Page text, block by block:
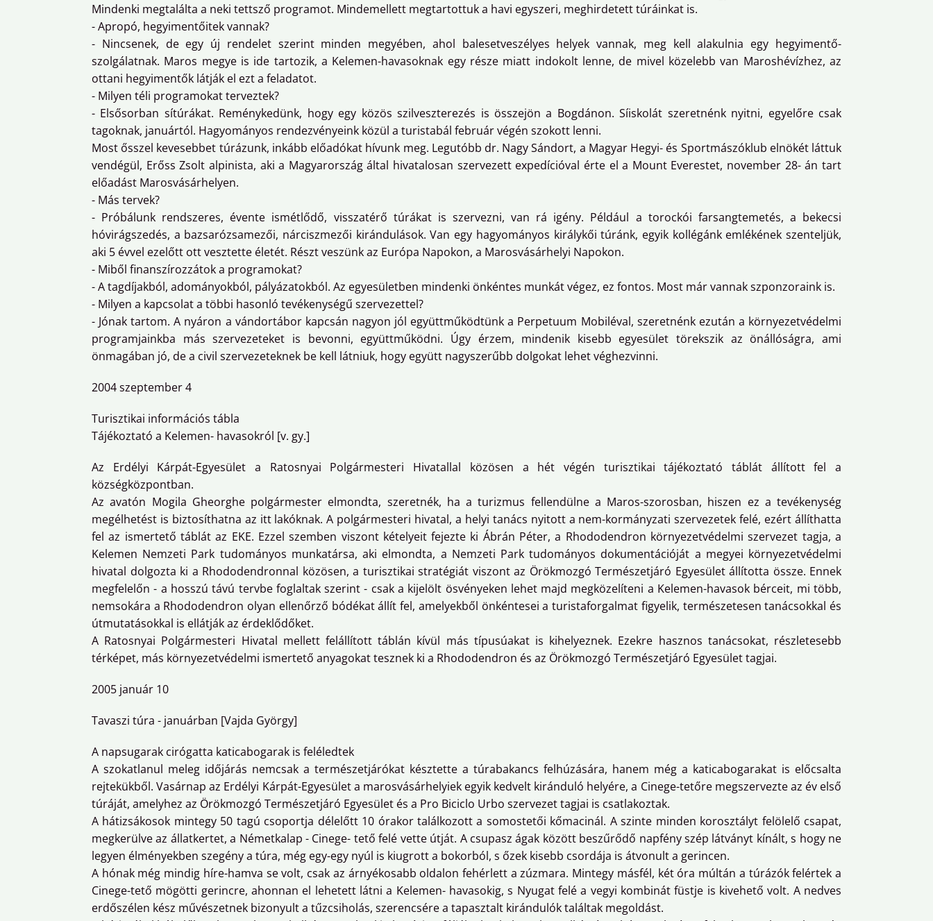
Mindenki megtalálta a neki tettsző programot. Mindemellett megtartottuk a havi egyszeri, meghirdetett túráinkat is.
- Apropó, hegyimentőitek vannak?
- Nincsenek, de egy új rendelet szerint minden megyében, ahol balesetveszélyes helyek vannak, meg kell alakulnia egy hegyimentő-
szolgálatnak. Maros megye is ide tartozik, a Kelemen-havasoknak egy része miatt indokolt lenne, de mivel közelebb van Maroshévízhez, az
ottani hegyimentők látják el ezt a feladatot.
- Milyen téli programokat terveztek?
- Elsősorban sítúrákat. Reménykedünk, hogy egy közös szilveszterezés is összejön a Bogdánon. Síiskolát szeretnénk nyitni, egyelőre csak
tagoknak, januártól. Hagyományos rendezvényeink közül a turistabál február végén szokott lenni.
Most ősszel kevesebbet túrázunk, inkább előadókat hívunk meg. Legutóbb dr. Nagy Sándort, a Magyar Hegyi- és Sportmászóklub elnökét láttuk
vendégül, Erőss Zsolt alpinista, aki a Magyarország által hivatalosan szervezett expedícióval érte el a Mount Everestet, november 28- án tart
előadást Marosvásárhelyen.
- Más tervek?
- Próbálunk rendszeres, évente ismétlődő, visszatérő túrákat is szervezni, van rá igény. Például a torockói farsangtemetés, a bekecsi
hóvirágszedés, a bazsarózsamezői, nárciszmezői kirándulások. Van egy hagyományos királykői túránk, egyik kollégánk emlékének szenteljük,
aki 5 évvel ezelőtt ott vesztette életét. Részt veszünk az Európa Napokon, a Marosvásárhelyi Napokon.
- Miből finanszírozzátok a programokat?
- A tagdíjakból, adományokból, pályázatokból. Az egyesületben mindenki önkéntes munkát végez, ez fontos. Most már vannak szponzoraink is.
- Milyen a kapcsolat a többi hasonló tevékenységű szervezettel?
- Jónak tartom. A nyáron a vándortábor kapcsán nagyon jól együttműködtünk a Perpetuum Mobiléval, szeretnénk ezután a környezetvédelmi
programjainkba más szervezeteket is bevonni, együttműködni. Úgy érzem, mindenik kisebb egyesület törekszik az önállóságra, ami
önmagában jó, de a civil szervezeteknek be kell látniuk, hogy együtt nagyszerűbb dolgokat lehet véghezvinni.
2004 szeptember 4
Turisztikai információs tábla
Tájékoztató a Kelemen- havasokról [v. gy.]
Az Erdélyi Kárpát-Egyesület a Ratosnyai Polgármesteri Hivatallal közösen a hét végén turisztikai tájékoztató táblát állított fel a
községközpontban.
Az avatón Mogila Gheorghe polgármester elmondta, szeretnék, ha a turizmus fellendülne a Maros-szorosban, hiszen ez a tevékenység
megélhetést is biztosíthatna az itt lakóknak. A polgármesteri hivatal, a helyi tanács nyitott a nem-kormányzati szervezetek felé, ezért állíthatta
fel az ismertető táblát az EKE. Ezzel szemben viszont kételyeit fejezte ki Ábrán Péter, a Rhododendron környezetvédelmi szervezet tagja, a
Kelemen Nemzeti Park tudományos munkatársa, aki elmondta, a Nemzeti Park tudományos dokumentációját a megyei környezetvédelmi
hivatal dolgozta ki a Rhododendronnal közösen, a turisztikai stratégiát viszont az Örökmozgó Természetjáró Egyesület állította össze. Ennek
megfelelőn - a hosszú távú tervbe foglaltak szerint - csak a kijelölt ösvényeken lehet majd megközelíteni a Kelemen-havasok bérceit, mi több,
nemsokára a Rhododendron olyan ellenőrző bódékat állít fel, amelyekből önkéntesei a turistaforgalmat figyelik, természetesen tanácsokkal és
útmutatásokkal is ellátják az érdeklődőket.
A Ratosnyai Polgármesteri Hivatal mellett felállított táblán kívül más típusúakat is kihelyeznek. Ezekre hasznos tanácsokat, részletesebb
térképet, más környezetvédelmi ismertető anyagokat tesznek ki a Rhododendron és az Örökmozgó Természetjáró Egyesület tagjai.
2005 január 10
Tavaszi túra - januárban [Vajda György]
A napsugarak cirógatta katicabogarak is feléledtek
A szokatlanul meleg időjárás nemcsak a természetjárókat késztette a túrabakancs felhúzására, hanem még a katicabogarakat is előcsalta
rejtekükből. Vasárnap az Erdélyi Kárpát-Egyesület a marosvásárhelyiek egyik kedvelt kiránduló helyére, a Cinege-tetőre megszervezte az év első
túráját, amelyhez az Örökmozgó Természetjáró Egyesület és a Pro Biciclo Urbo szervezet tagjai is csatlakoztak.
A hátizsákosok mintegy 50 tagú csoportja délelőtt 10 órakor találkozott a somostetői kőmacinál. A szinte minden korosztályt felölelő csapat,
megkerülve az állatkertet, a Németkalap - Cinege- tető felé vette útját. A csupasz ágak között beszűrődő napfény szép látványt kínált, s hogy ne
legyen élményekben szegény a túra, még egy-egy nyúl is kiugrott a bokorból, s őzek kisebb csordája is átvonult a gerincen.
A hónak még mindig híre-hamva se volt, csak az árnyékosabb oldalon fehérlett a zúzmara. Mintegy másfél, két óra múltán a túrázók felértek a
Cinege-tető mögötti gerincre, ahonnan el lehetett látni a Kelemen- havasokig, s Nyugat felé a vegyi kombinát füstje is kivehető volt. A nedves
erdőszélen kész művészetnek bizonyult a tűzcsiholás, szerencsére a tapasztalt kirándulók találtak megoldást.